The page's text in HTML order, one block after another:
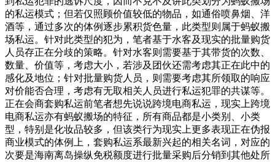
的私运模式；但若仅照顾价值较低的物品，如通俗喷鼻烟、洋
酒等，通过多次的体例逐步累积货色量，此类型则属于蚂蚁搬
场私运。针对此类型的犯为，笔者基于水客及现实的批量购货
人员存正在分歧的策略。针对水客则需要基于其带货的次数、
数量、价值等，考虑大小，若涉及团伙还需考虑其正在此中的
感化及地位；针对批量购货人员，则需要考虑其所领取的响应
对价能否合理，考虑有无取相关人员进行私运犯罪的共谋等。
正在会商套购私运前笔者想先说说跨境电商私运，现实上跨境
电商私运亦有蚂蚁搬场的特征，所有商品都是小类别、小类
型，特别是化妆品较多，但该类行为现实上更多表现正在伪报
商业模式的体例上，套购私运系最新兴起的相关名词，对应的
次要是海南离岛操纵免税额度进行批量采购后分销到其他处所